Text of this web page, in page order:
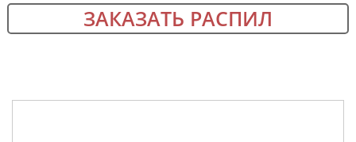
ЗАКАЗАТЬ РАСПИЛ